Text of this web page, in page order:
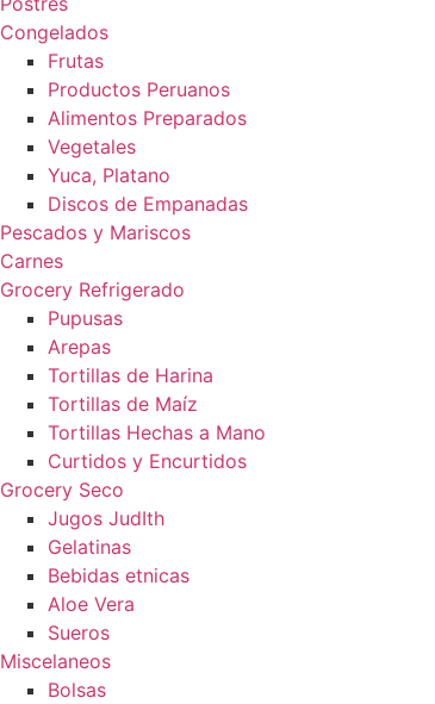
Congelados
Frutas
Productos Peruanos
Alimentos Preparados
Vegetales
Yuca, Platano
Discos de Empanadas
Pescados y Mariscos
Carnes
Grocery Refrigerado
Pupusas
Arepas
Tortillas de Harina
Tortillas de Maíz
Tortillas Hechas a Mano
Curtidos y Encurtidos
Grocery Seco
Jugos JudIth
Gelatinas
Bebidas etnicas
Aloe Vera
Sueros
Miscelaneos
Bolsas